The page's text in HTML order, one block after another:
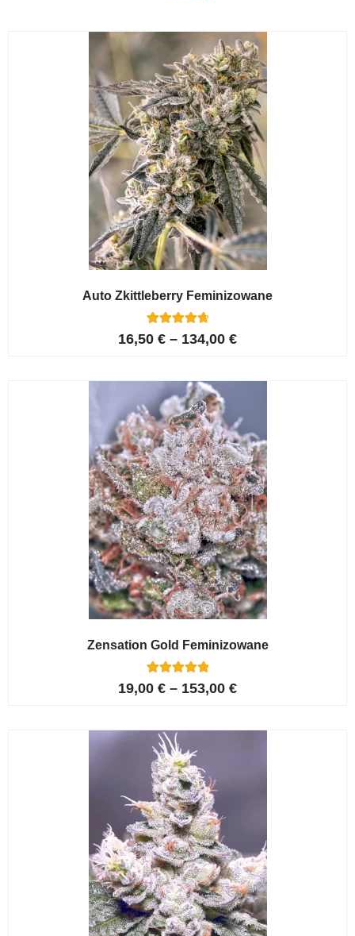
Auto Zkittleberry Feminizowane
Oceniony
4.80
5
ocen
klientów
16,50 € – 134,00 €
Zensation Gold Feminizowane
Oceniony
5.00
6
ocen
klientów
19,00 € – 153,00 €